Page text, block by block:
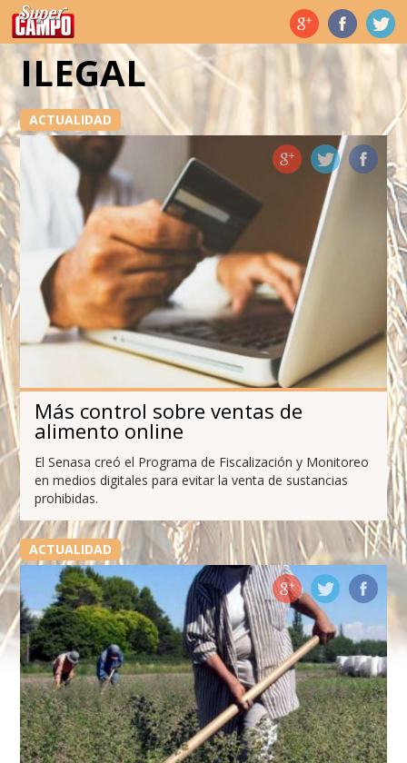
Temas de hoy
ILEGAL
ACTUALIDAD
Más control sobre ventas de
alimento online
El Senasa creó el Programa de Fiscalización y Monitoreo
en medios digitales para evitar la venta de sustancias
prohibidas.
ACTUALIDAD